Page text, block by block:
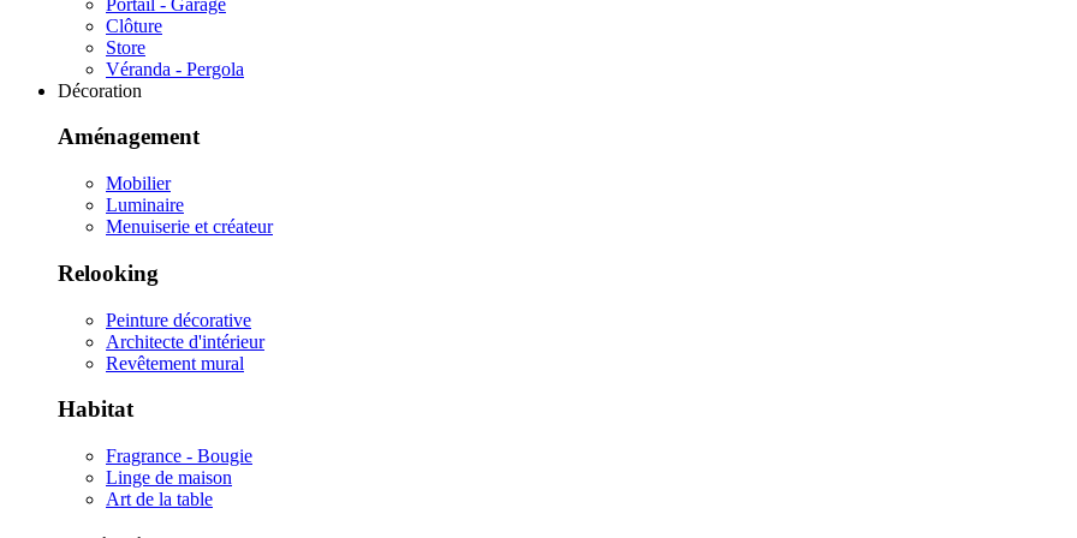
Clôture
Store
Véranda - Pergola
Décoration
Aménagement
Mobilier
Luminaire
Menuiserie et créateur
Relooking
Peinture décorative
Architecte d'intérieur
Revêtement mural
Habitat
Fragrance - Bougie
Linge de maison
Art de la table